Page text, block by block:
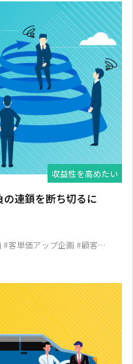
収益性を高めたい
連鎖を断ち切るに
#客単価アップ企画 #顧客囲